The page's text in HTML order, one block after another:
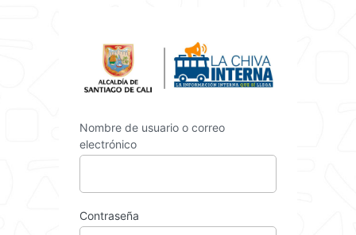
Nombre de usuario o correo
electrónico
Contraseña